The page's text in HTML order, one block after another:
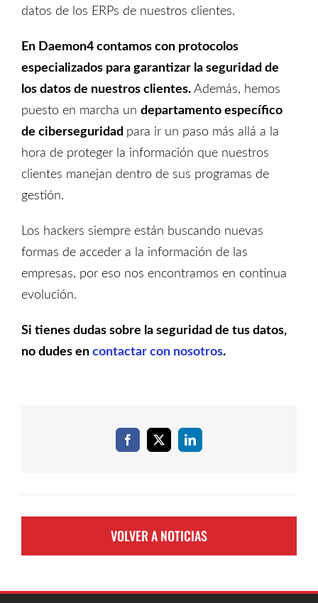
datos de los ERPs de nuestros clientes.
En Daemon4 contamos con protocolos
especializados para garantizar la seguridad de
los datos de nuestros clientes. Además, hemos
puesto en marcha un departamento específico
de ciberseguridad para ir un paso más allá a la
hora de proteger la información que nuestros
clientes manejan dentro de sus programas de
gestión.
Los hackers siempre están buscando nuevas
formas de acceder a la información de las
empresas, por eso nos encontramos en continua
evolución.
Si tienes dudas sobre la seguridad de tus datos,
no dudes en contactar con nosotros.
Facebook
X LinkedIn
VOLVER A NOTICIAS